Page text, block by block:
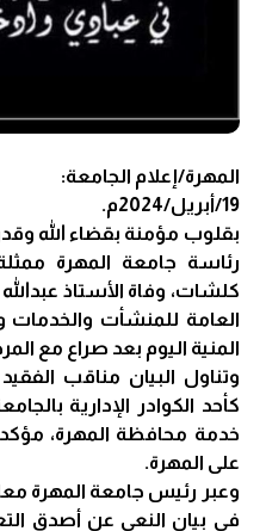
المهرة/إعلام الجامعة:
19/أبريل/2024م.
بقلوب مؤمنة بقضاء الله
رئاسة جامعة المهرة
كلشات، وفاة الأستاذ
العامة للمنشأت والخدمات
المنية اليوم بعد صراع مع
وتناول البيان مناقب
كأحد الكوادر الإدارية
خدمة محافظة المهرة،
على المهرة.
وعبر رئيس جامعة المهرة
في بيان النعي عن أصدق